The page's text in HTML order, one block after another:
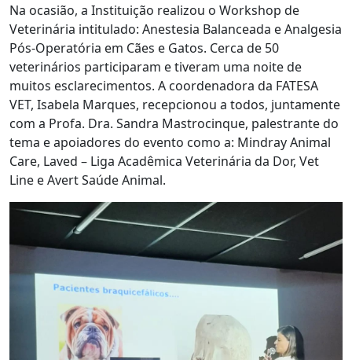
Na ocasião, a Instituição realizou o Workshop de
Veterinária intitulado: Anestesia Balanceada e Analgesia
Pós-Operatória em Cães e Gatos. Cerca de 50
veterinários participaram e tiveram uma noite de
muitos esclarecimentos. A coordenadora da FATESA
VET, Isabela Marques, recepcionou a todos, juntamente
com a Profa. Dra. Sandra Mastrocinque, palestrante do
tema e apoiadores do evento como a: Mindray Animal
Care, Laved – Liga Acadêmica Veterinária da Dor, Vet
Line e Avert Saúde Animal.